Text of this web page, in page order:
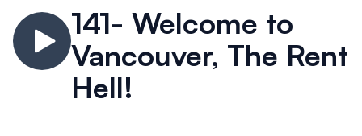
141- Welcome to
Vancouver, The Rent
Hell!